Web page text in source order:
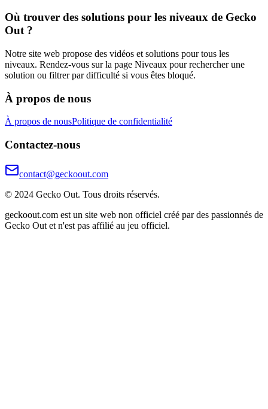
Où trouver des solutions pour les niveaux de Gecko
Out ?
Notre site web propose des vidéos et solutions pour tous les
niveaux. Rendez-vous sur la page Niveaux pour rechercher une
solution ou filtrer par difficulté si vous êtes bloqué.
À propos de nous
À propos de nousPolitique de confidentialité
Contactez-nous
contact@geckoout.com
© 2024 Gecko Out. Tous droits réservés.
geckoout.com est un site web non officiel créé par des passionnés de
Gecko Out et n'est pas affilié au jeu officiel.